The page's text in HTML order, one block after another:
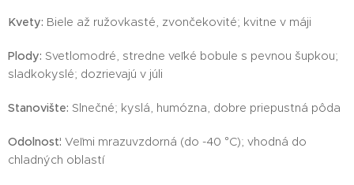
Kvety: Biele až ružovkasté, zvončekovité; kvitne v máji
Plody: Svetlomodré, stredne veľké bobule s pevnou šupkou;
sladkokyslé; dozrievajú v júli
Stanovište: Slnečné; kyslá, humózna, dobre priepustná pôda
Odolnosť: Veľmi mrazuvzdorná (do -40 °C); vhodná do
chladných oblastí